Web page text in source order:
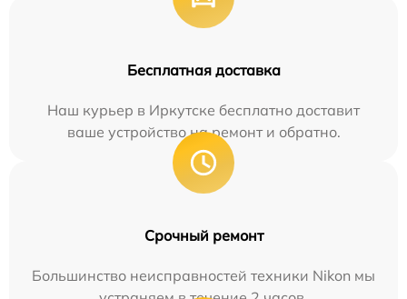
Бесплатная доставка
Наш курьер в Иркутске бесплатно доставит
ваше устройство на ремонт и обратно.
Срочный ремонт
Большинство неисправностей техники Nikon мы